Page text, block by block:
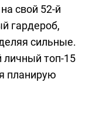
свой 52-й
гардероб,
сильные.
топ-15
планирую